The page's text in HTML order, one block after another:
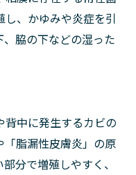
、かゆみや炎症を引
脇の下などの湿った
背中に発生するカビの
「脂漏性皮膚炎」の原
分で増殖しやすく、